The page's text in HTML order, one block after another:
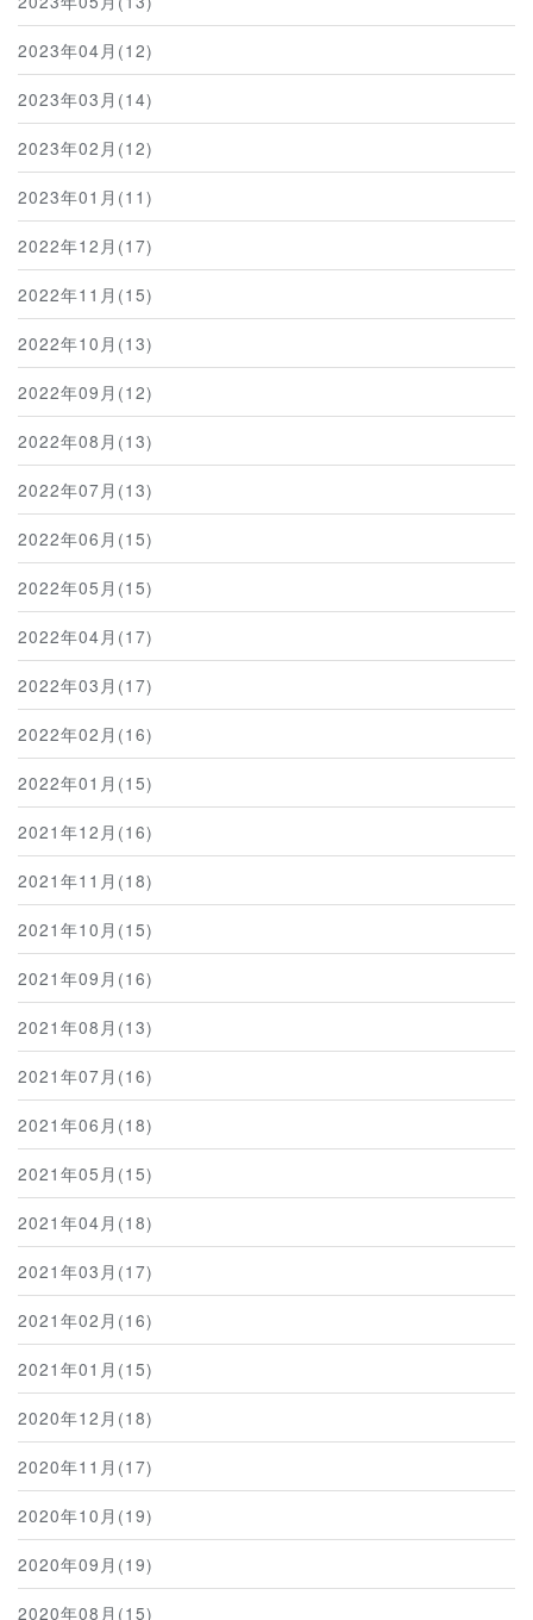
2023年04月(12)
2023年03月(14)
2023年02月(12)
2023年01月(11)
2022年12月(17)
2022年11月(15)
2022年10月(13)
2022年09月(12)
2022年08月(13)
2022年07月(13)
2022年06月(15)
2022年05月(15)
2022年04月(17)
2022年03月(17)
2022年02月(16)
2022年01月(15)
2021年12月(16)
2021年11月(18)
2021年10月(15)
2021年09月(16)
2021年08月(13)
2021年07月(16)
2021年06月(18)
2021年05月(15)
2021年04月(18)
2021年03月(17)
2021年02月(16)
2021年01月(15)
2020年12月(18)
2020年11月(17)
2020年10月(19)
2020年09月(19)
2020年08月(15)